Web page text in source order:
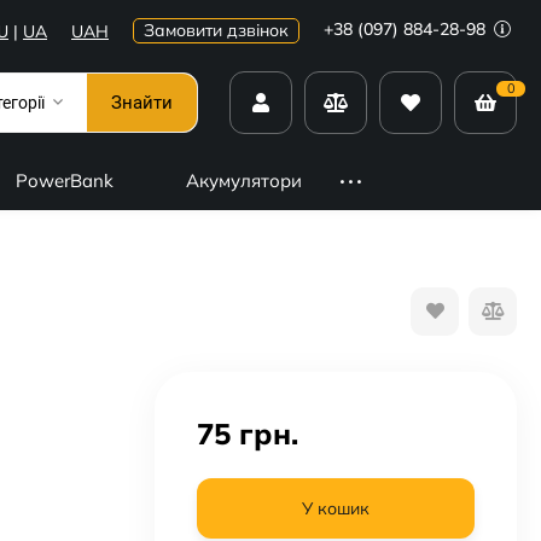
| UA UAH Замовити дзвінок +38 (097) 884-28-98
Знайти
0
PowerBank Акумулятори
75 грн.
У кошик